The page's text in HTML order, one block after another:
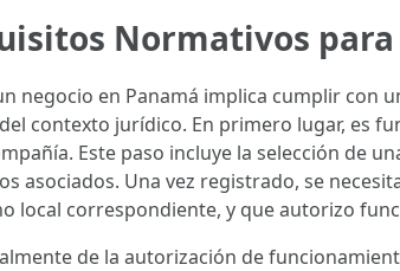
Normativos
negocio en Panamá implica cumplir con
contexto jurídico. En primero lugar, es
Este paso incluye la selección de
asociados. Una vez registrado, se
local correspondiente, y que autorizo
de la autorización de